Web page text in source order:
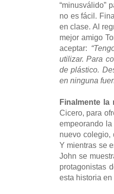
“minusválido”
no es fácil.
en clase. Al
mejor amigo
aceptar:
utilizar. Para
de plástico.
en ninguna
Finalmente
Cicero, para
empeorando
nuevo colegio,
Y mientras se
John se
protagonistas
esta historia